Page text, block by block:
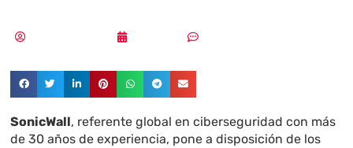
SonicWall, referente global en ciberseguridad con más
de 30 años de experiencia, pone a disposición de los